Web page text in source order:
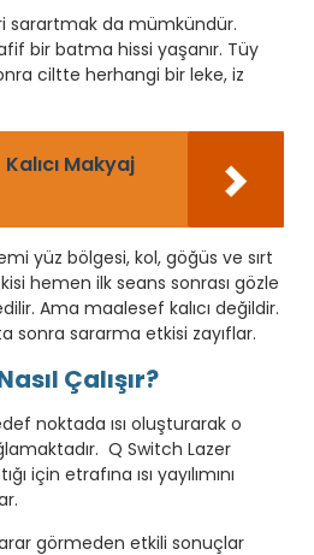
sarartmak da mümkündür.
bir batma hissi yaşanır. Tüy
ciltte herhangi bir leke, iz
Kalıcı Makyaj
yüz bölgesi, kol, göğüs ve sırt
hemen ilk seans sonrası gözle
Ama maalesef kalıcı değildir.
sonra sararma etkisi zayıflar.
Çalışır?
noktada ısı oluşturarak o
Q Switch Lazer
için etrafına ısı yayılımını
görmeden etkili sonuçlar